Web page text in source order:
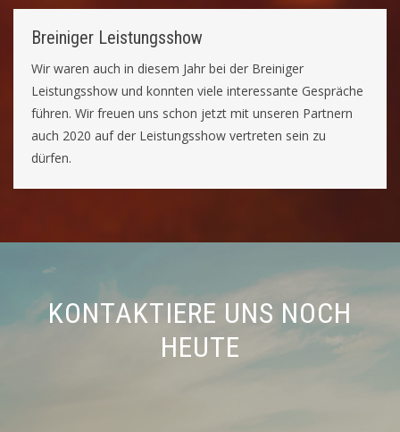
Breiniger Leistungsshow
Wir waren auch in diesem Jahr bei der Breiniger
Leistungsshow und konnten viele interessante Gespräche
führen. Wir freuen uns schon jetzt mit unseren Partnern
auch 2020 auf der Leistungsshow vertreten sein zu
dürfen.
KONTAKTIERE UNS NOCH
HEUTE